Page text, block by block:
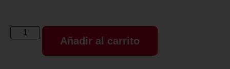
Añadir al carrito